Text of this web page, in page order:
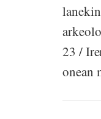
23 /
onean